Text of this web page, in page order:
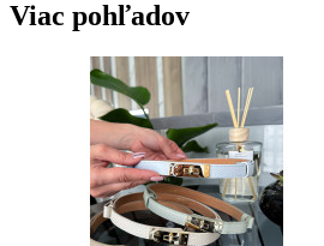
Viac pohľadov